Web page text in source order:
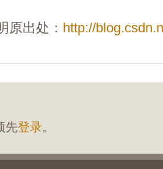
原出处： http://
先登录。